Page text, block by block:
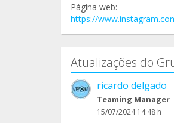
Página web:
https://
Atualizações do
ricardo delgado
Teaming Manager
15/07/2024 14:48 h